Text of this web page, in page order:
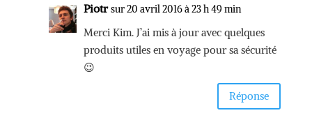
Piotr sur 20 avril 2016 à 23 h 49 min
Merci Kim. J’ai mis à jour avec quelques
produits utiles en voyage pour sa sécurité
😉
Réponse